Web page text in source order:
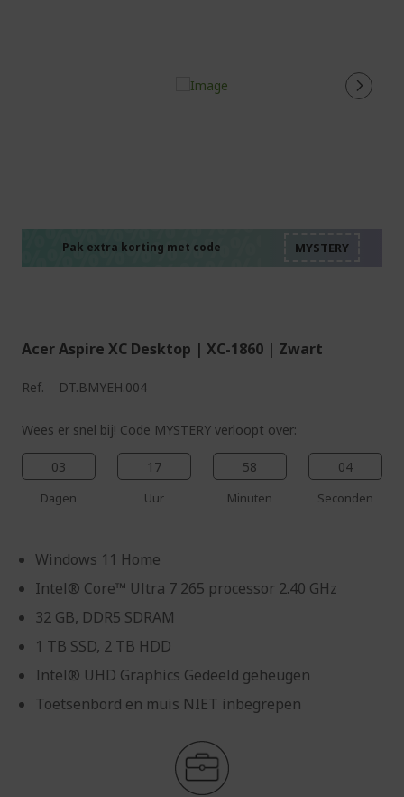
Pak extra korting met code
Acer Aspire XC Desktop | XC-1860 | Zwart
Ref. DT.BMYEH.004
Wees er snel bij! Code MYSTERY verloopt over:
03
Dagen
17
Uur
58
Minuten
03
Seconden
Windows 11 Home
Intel® Core™ Ultra 7 265 processor 2.40 GHz
32 GB, DDR5 SDRAM
1 TB SSD, 2 TB HDD
Intel® UHD Graphics Gedeeld geheugen
Toetsenbord en muis NIET inbegrepen